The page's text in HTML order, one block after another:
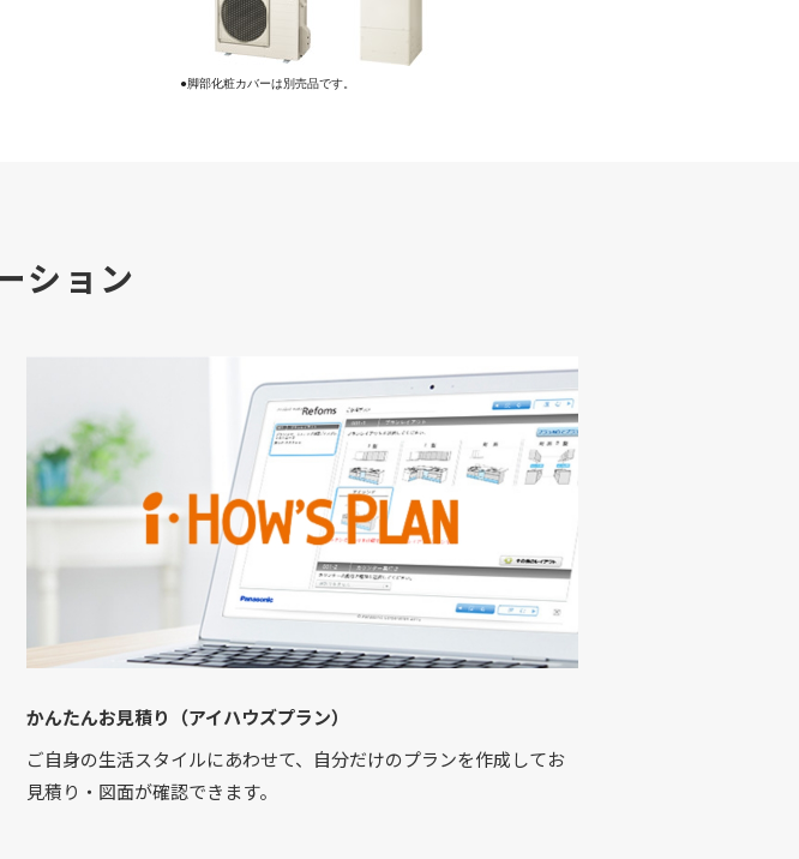
●脚部化粧カバーは別売品です。
ション
かんたんお見積り（アイハウズプラン）
ご自身の生活スタイルにあわせて、自分だけのプランを作成してお
見積り・図面が確認できます。